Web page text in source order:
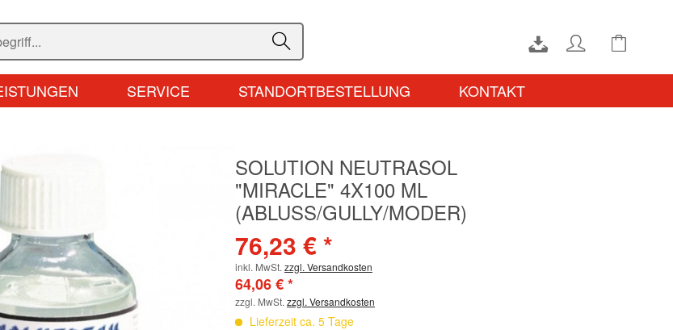
SERVICE STANDORTBESTELLUNG KONTAKT
SOLUTION NEUTRASOL
"MIRACLE" 4X100 ML
(ABLUSS/GULLY/MODER)
76,23 € *
inkl. MwSt. zzgl. Versandkosten
64,06 € *
zzgl. MwSt. zzgl. Versandkosten
Lieferzeit ca. 5 Tage